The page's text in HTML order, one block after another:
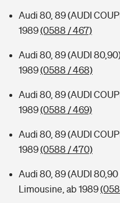
Audi 80, 89 (AUDI
1989(0588 / 467)
Audi 80, 89 (AUDI
1989(0588 / 468)
Audi 80, 89 (AUDI
1989(0588 / 469)
Audi 80, 89 (AUDI
1989(0588 / 470)
Audi 80, 89 (AUDI 80,90
Limousine, ab 1989